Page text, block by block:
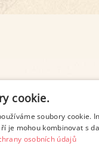
ZÁSADY
cookie.
soubory cookie.
je mohou kombinovat s
osobních údajů